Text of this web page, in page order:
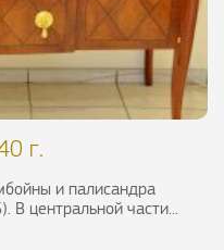
г.
и палисандра
центральной части...